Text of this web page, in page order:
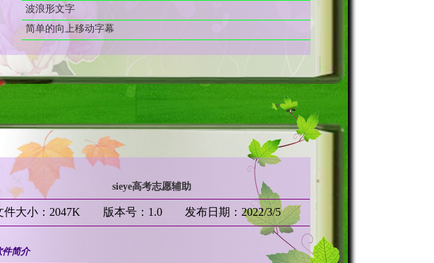
波浪形文字
简单的向上移动字幕
sieye高考志愿辅助
件大小：2047K 版本号：1.0 发布日期：2022/3/5
件简介